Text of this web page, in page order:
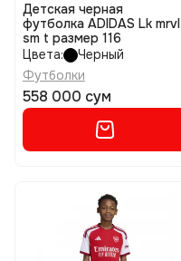
Детская черная
футболка ADIDAS Lk mrvl
sm t размер 116
Цвета:
Черный
Футболки
558 000 сум